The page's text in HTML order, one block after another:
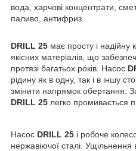
вода, харчові концентрати,
паливо, антифриз.
DRILL 25 має просту і надійну
якісних матеріалів, що
протязі багатьох років. Насос
рідину як в одну, так і в іншу
змінити напрямок обертання.
DRILL 25 легко промивається
Насос DRILL 25 і робоче
нержавіючої сталі. Ущільнення